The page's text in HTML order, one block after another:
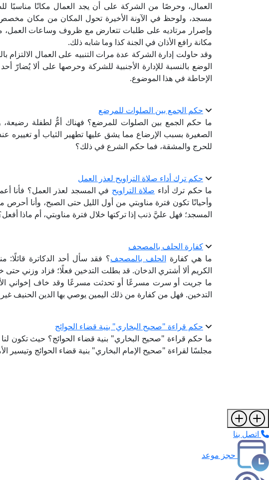
العمال، وحرصًا من الشركة على أن يجد العمال مكانًا مناسبًا
مسجد، ولوحظ في الآونة الأخيرة تحول المكان من مكان مخصص
وإصرار مرتاديه على طلبات تتعارض مع ظروف وساعات العمل،
مكانة رافع الأذان في الجنة كذا وما شابه ذلك.
وقد حاولت إدارة الشركة عدة مرات التنبيه على العمال
الوضع بالنسبة للإدارة الأجنبية للشركة وحرصها على ألا يُضارّ
الإحاطة في هذا الموضوع.
حكم الجمع بين الصلوات للمرضع
ما حكم الجمع بين الصلوات للمرضع؟ فهناك أمٌّ لطفلة
الصغيرة بسبب الإرضاع مما يشق عليها تطهير الثياب أو تغييره
للحرج والمشقة، فما حكم الشرع في ذلك؟
حكم ترك أداء صلاة التراويح لعذر العمل
ما حكم ترك أداء صلاة التراويح في المسجد لعذر العمل؟ فأنا
وأحيانًا تكون فترة مناوبتي من أول الليل حتى الصبح، وأنا أحرص
المسجد؛ فهل عليَّ ذنب إذا تركتها خلال فترة مناوبتي، أم ماذا
كفارة الحلف بالمصحف
ما هي كفارة الحلف بالمصحف؟ فقد سأل أحد الدكاترة
الكريم ألا أشتري الدخان. قد بطلت التدخين فعلًا؛ فزاد وزني
ما جريت أو سرت مسرعًا أو تحدثت مسرعًا وقد خاف إخواني
التدخين. فهل من كفارة من ذلك اليمين يوصي بها الدين الحنيف غير
حكم قراءة "صحيح البخاري" بنية قضاء الحوائج
ما حكم قراءة "صحيح البخاري" بنية قضاء الحوائج؟ حيث تكون لنا
مجلسًا لقراءة "صحيح الإمام البخاري" بنية قضاء الحوائج وتيسير
اتصل بنا
حجز موعد